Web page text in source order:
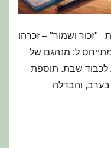
"זכור ושמור" – זכרהו
ל: מנהגם של
לכבוד שבת. תוספת
והבדלה